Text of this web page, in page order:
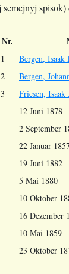
semejnyj
Nr.
1 Bergen, Isaak
2
Bergen,
3
Friesen, Isaak
12 Juni 1878
2 September
22 Januar
19 Juni 1882
5 Mai 1880
10 Oktober
16 Dezember
10 Mai 1859
23 Oktober